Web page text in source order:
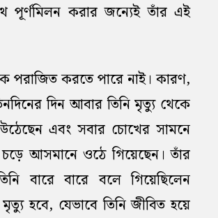
পূর্ণমিলন করার জন্যেই তাঁর এই
পরাজিত করতে পারে নাই। কারণ,
দিন আবার তিনি মৃত্যু থেকে
এবং সবার চোখের সামনে
আসমানে ওঠে গিয়েছেন। তাঁর
বারে বারে বলে গিয়েছিলেন
হবে, যেভাবে তিনি জীবিত হয়ে